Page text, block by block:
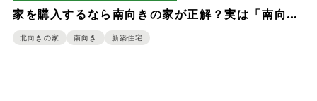
家を購入するなら南向きの家が正解？実は「南向き
の家は建てるな！」という意見もある！
北向きの家 南向き 新築住宅